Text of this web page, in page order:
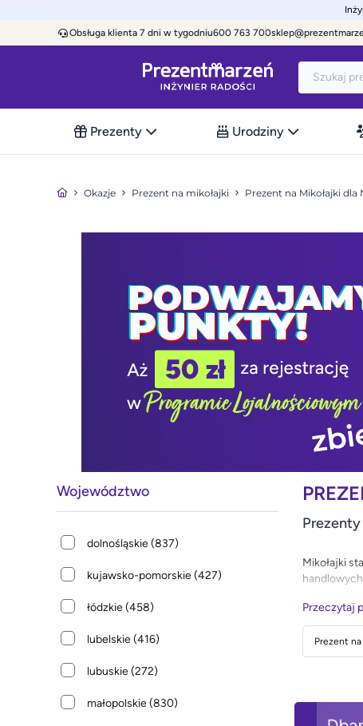
Obsługa klienta 7 dni w tygodniu600 763 700
Prezenty Urodziny
Okazje Prezent na mikołajki Prezent na Mikołajki dla
Województwo
dolnośląskie(837)
kujawsko-pomorskie(427)
łódzkie(458)
lubelskie(416)
lubuskie(272)
małopolskie(830)
Mikołajki
prawda?
Przeczytaj
Prezent